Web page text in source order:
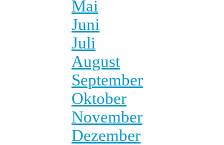
Mai
Juni
Juli
August
September
Oktober
November
Dezember